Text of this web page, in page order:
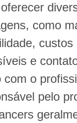
como
custos
e
com o
pelo